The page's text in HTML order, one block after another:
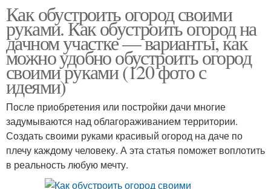
Как обустроить огород своими
руками. Как обустроить огород на
дачном участке — варианты, как
можно удобно обустроить огород
своими руками (120 фото с
идеями)
После приобретения или постройки дачи многие
задумываются над облагораживанием территории.
Создать своими руками красивый огород на даче по
плечу каждому человеку. А эта статья поможет воплотить
в реальность любую мечту.